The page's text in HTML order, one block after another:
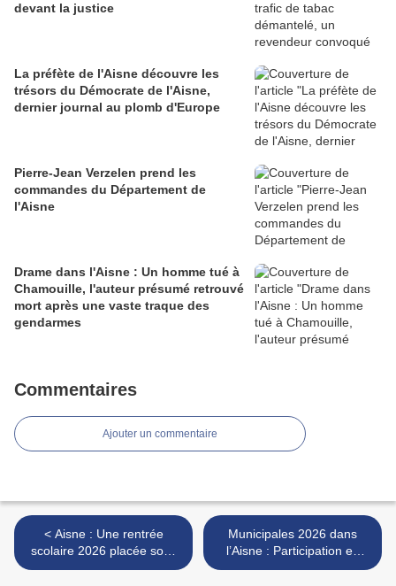
devant la justice
La préfète de l'Aisne découvre les
trésors du Démocrate de l'Aisne,
dernier journal au plomb d'Europe
Pierre-Jean Verzelen prend les
commandes du Département de
l'Aisne
Drame dans l'Aisne : Un homme tué à
Chamouille, l'auteur présumé retrouvé
mort après une vaste traque des
gendarmes
Commentaires
Ajouter un commentaire
< Aisne : Une rentrée
scolaire 2026 placée sous
le signe de la sécurité
Municipales 2026 dans
l’Aisne : Participation en
hausse, bascules majeures